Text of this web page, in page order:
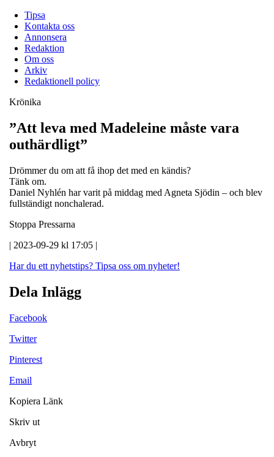
Tipsa
Kontakta oss
Annonsera
Redaktion
Om oss
Arkiv
Redaktionell policy
Krönika
”Att leva med Madeleine måste vara
outhärdligt”
Drömmer du om att få ihop det med en kändis?
Tänk om.
Daniel Nyhlén har varit på middag med Agneta Sjödin – och blev
fullständigt nonchalerad.
Stoppa Pressarna
| 2023-09-29 kl 17:05 |
Har du ett nyhetstips? Tipsa oss om nyheter!
Dela Inlägg
Facebook
Twitter
Pinterest
Email
Kopiera Länk
Skriv ut
Avbryt